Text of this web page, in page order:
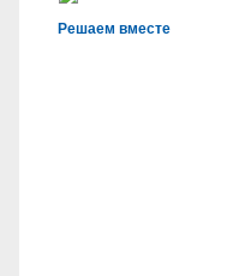
Решаем вместе